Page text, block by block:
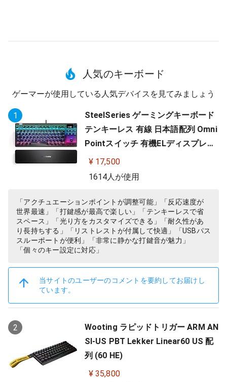
人気のキーボード
ゲーマーが使用している人気デバイスを見てみましょう
1
SteelSeries ゲーミングキーボード
テンキーレス 有線 日本語配列 Omni
Pointスイッチ 有機ELディスプレイ
搭載 Apex Pro TKL JP 64737
¥ 17,500
1614人が使用
「アクチュエーションポイントが調整可能」「反応速度が
世界最速」「打鍵感が最高で楽しい」「テンキーレスで省
スペース」「光り方をカスタマイズできる」「耐久性があ
り長持ちする」「リストレストが付属して快適」「USBパス
スルーポートが便利」「非常に静かな打鍵音が魅力」
「個々のキー設定に対応」
当サイトのユーザーのコメントを要約してお届けし
ています。
2
Wooting ラピッドトリガー ARM AN
SI-US PBT Lekker Linear60 US 配
列 (60 HE)
¥ 35,800